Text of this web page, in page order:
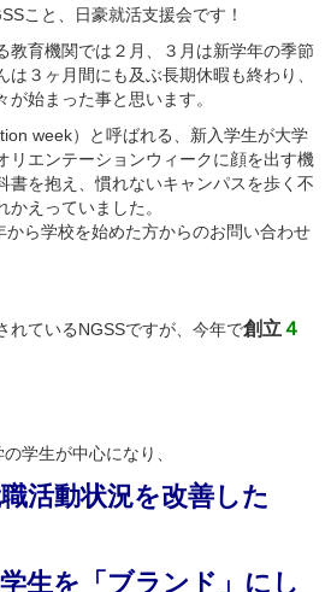
こと、日豪就活支援会です！
教育機関では２月、３月は新学年の季節
は３ヶ月間にも及ぶ長期休暇も終わり、
始まった事と思います。
week）と呼ばれる、新入学生が大学
リエンテーションウィークに顔を出す機
書を抱え、慣れないキャンパスを歩く不
えっていました。
から学校を始めた方からのお問い合わせ
れているNGSSですが、今年で創立 ４
学生が中心になり、
活動状況を改善した
生を「ブランド」にし